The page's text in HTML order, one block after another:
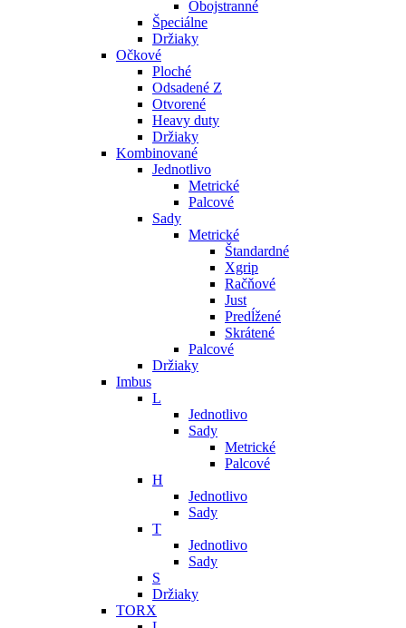
Obojstranné
Špeciálne
Držiaky
Očkové
Ploché
Odsadené Z
Otvorené
Heavy duty
Držiaky
Kombinované
Jednotlivo
Metrické
Palcové
Sady
Metrické
Štandardné
Xgrip
Račňové
Just
Predĺžené
Skrátené
Palcové
Držiaky
Imbus
L
Jednotlivo
Sady
Metrické
Palcové
H
Jednotlivo
Sady
T
Jednotlivo
Sady
S
Držiaky
TORX